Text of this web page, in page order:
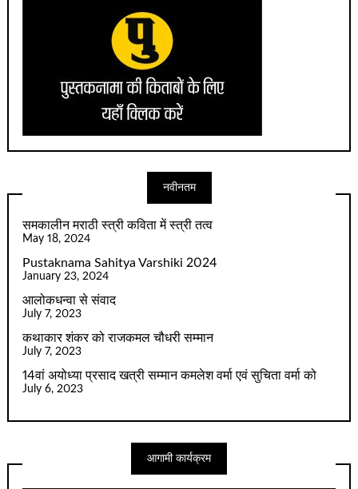
नवीनतम
समकालीन मराठी स्त्री कविता में स्त्री तत्व
May 18, 2024
Pustaknama Sahitya Varshiki 2024
January 23, 2024
आलोकधन्वा से संवाद
July 7, 2023
कथाकार शंकर को राजकमल चौधरी सम्मान
July 7, 2023
14वां अयोध्या प्रसाद खत्री सम्मान कमलेश वर्मा एवं सुचिता वर्मा को
July 6, 2023
आगामी कार्यक्रम